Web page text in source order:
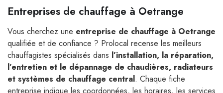
Entreprises de chauffage à Oetrange
Vous cherchez une entreprise de chauffage à Oetrange
qualifiée et de confiance ? Prolocal recense les meilleurs
chauffagistes spécialisés dans l’installation, la réparation,
l’entretien et le dépannage de chaudières, radiateurs
et systèmes de chauffage central. Chaque fiche